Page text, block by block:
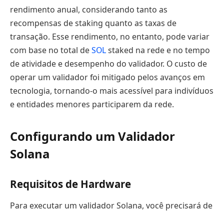
rendimento anual, considerando tanto as
recompensas de staking quanto as taxas de
transação. Esse rendimento, no entanto, pode variar
com base no total deSOLstaked na rede e no tempo
de atividade e desempenho do validador. O custo de
operar um validador foi mitigado pelos avanços em
tecnologia, tornando-o mais acessível para indivíduos
e entidades menores participarem da rede.
Configurando um Validador
Solana
Requisitos de Hardware
Para executar um validador Solana, você precisará de